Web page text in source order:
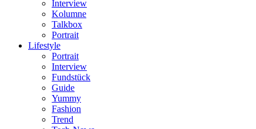
Interview
Kolumne
Talkbox
Portrait
Lifestyle
Portrait
Interview
Fundstück
Guide
Yummy
Fashion
Trend